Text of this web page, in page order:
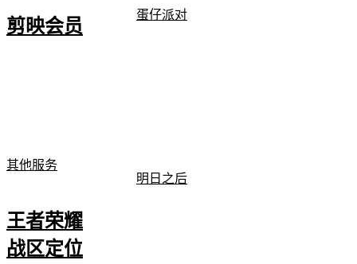
蛋仔派对
明日之后
剪映会员
其他服务
王者荣耀
战区定位